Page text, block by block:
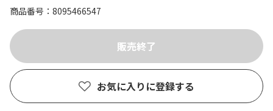
商品番号
8095466547
お気に入りに登録する